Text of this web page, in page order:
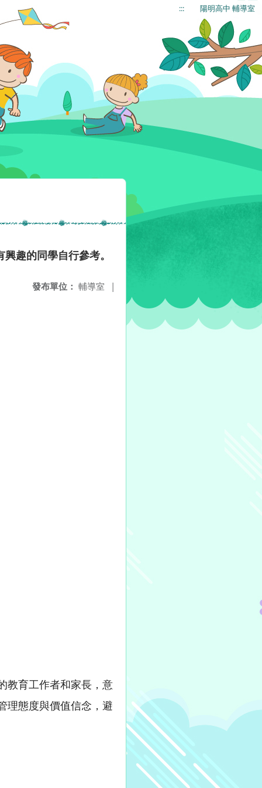
::: 陽明高中 輔導室
趣的同學自行參考。
發布單位： 輔導室 |
教育工作者和家長，意
理態度與價值信念，避